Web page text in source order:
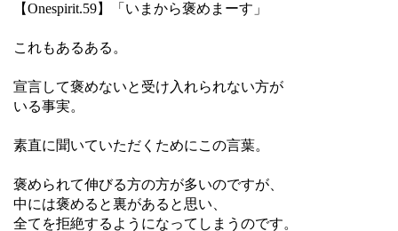
【Onespirit.59】「いまから褒めまーす」
これもあるある。
宣言して褒めないと受け入れられない方が
いる事実。
素直に聞いていただくためにこの言葉。
褒められて伸びる方の方が多いのですが、
中には褒めると裏があると思い、
全てを拒絶するようになってしまうのです。